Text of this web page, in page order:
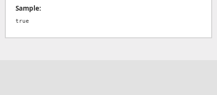
Sample: